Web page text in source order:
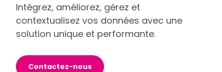
Intégrez, améliorez, gérez et
contextualisez vos données avec une
solution unique et performante.
Contactez-nous